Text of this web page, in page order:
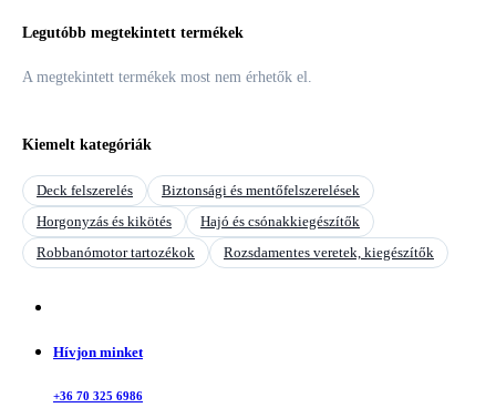
Legutóbb megtekintett termékek
A megtekintett termékek most nem érhetők el.
Kiemelt kategóriák
Deck felszerelés
Biztonsági és mentőfelszerelések
Horgonyzás és kikötés
Hajó és csónakkiegészítők
Robbanómotor tartozékok
Rozsdamentes veretek, kiegészítők
Hívjon minket
+36 70 325 6986